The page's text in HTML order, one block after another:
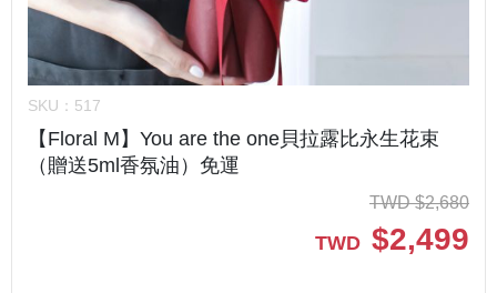
SKU： 517
【Floral M】You are the one貝拉露比永生花束
（贈送5ml香氛油）免運
TWD $2,680
TWD $2,499